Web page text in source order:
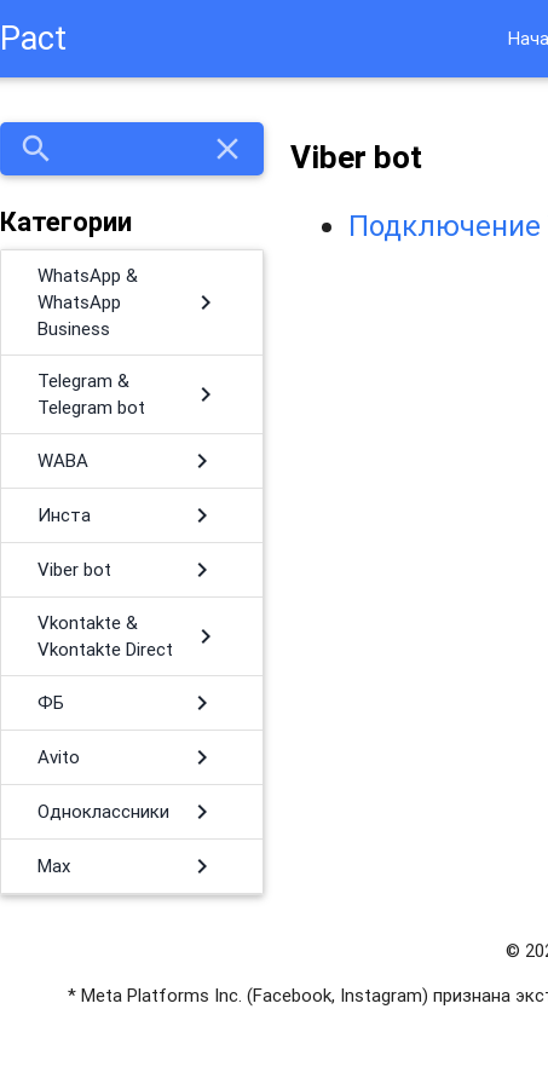
Pact
search close
Категории
WhatsApp &
WhatsApp
Business
chevron_right
Telegram &
Telegram bot
chevron_right
WABA chevron_right
Инста chevron_right
Viber bot chevron_right
Vkontakte &
Vkontakte Direct
chevron_right
ФБ chevron_right
Avito chevron_right
Одноклассники chevron_right
Max chevron_right
Viber bot
Подключение
©
* Meta Platforms Inc. (Facebook, Instagram) признана